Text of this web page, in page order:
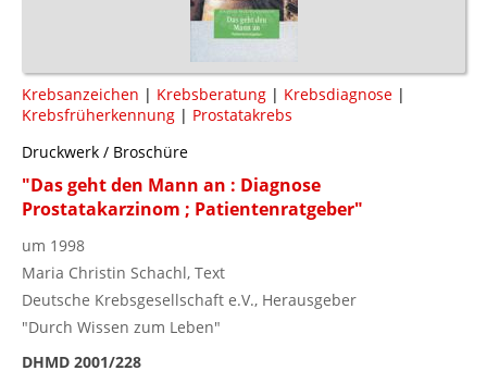
Krebsanzeichen | Krebsberatung | Krebsdiagnose |
Krebsfrüherkennung | Prostatakrebs
Druckwerk / Broschüre
"Das geht den Mann an : Diagnose
Prostatakarzinom ; Patientenratgeber"
um 1998
Maria Christin Schachl, Text
Deutsche Krebsgesellschaft e.V., Herausgeber
"Durch Wissen zum Leben"
DHMD 2001/228